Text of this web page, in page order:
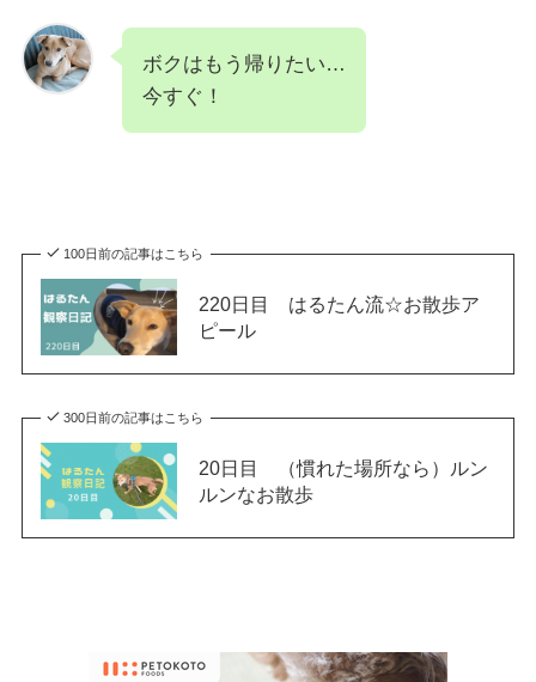
ボクはもう帰りたい…
今すぐ！
100日前の記事はこちら
220日目 はるたん流☆お散歩ア
ピール
300日前の記事はこちら
20日目 （慣れた場所なら）ルン
ルンなお散歩